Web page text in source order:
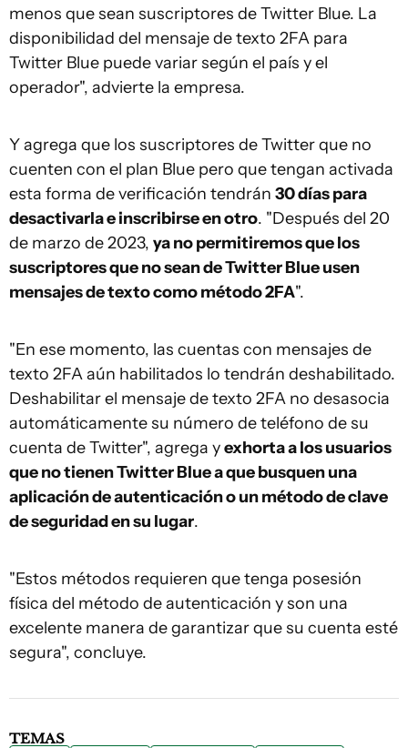
menos que sean suscriptores de Twitter Blue. La
disponibilidad del mensaje de texto 2FA para
Twitter Blue puede variar según el país y el
operador", advierte la empresa.
Y agrega que los suscriptores de Twitter que no
cuenten con el plan Blue pero que tengan activada
esta forma de verificación tendrán 30 días para
desactivarla e inscribirse en otro. "Después del 20
de marzo de 2023, ya no permitiremos que los
suscriptores que no sean de Twitter Blue usen
mensajes de texto como método 2FA".
"En ese momento, las cuentas con mensajes de
texto 2FA aún habilitados lo tendrán deshabilitado.
Deshabilitar el mensaje de texto 2FA no desasocia
automáticamente su número de teléfono de su
cuenta de Twitter", agrega yexhorta a los usuarios
que no tienen Twitter Blue a que busquen una
aplicación de autenticación o un método de clave
de seguridad en su lugar.
"Estos métodos requieren que tenga posesión
física del método de autenticación y son una
excelente manera de garantizar que su cuenta esté
segura", concluye.
TEMAS